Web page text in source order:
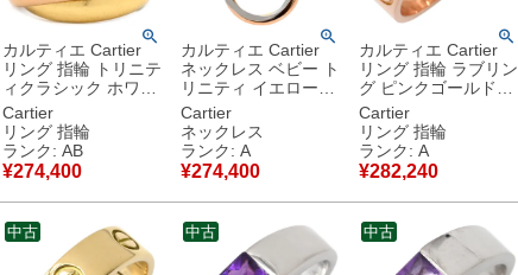
カルティエ Cartier
リング 指輪 トリニテ
ィクラシック ホワイ
トゴールド×イエロー
ゴールド×ピンクゴー
ルド #48(JP8) 3連 3
カラー 3ゴールド
18K 750 8号 【中
古】中古品
Cartier
リング 指輪
ランク: AB
¥274,400
カルティエ Cartier
ネックレス ベビー ト
リニティ イエローゴ
ールド×ホワイトゴー
ルド×ピンクゴールド
スリーカラー Au750
18K 18金 ヴィンテー
ジ B7006600 【中
古】中古美品
Cartier
ネックレス
ランク: A
¥274,400
カルティエ Cartier
リング 指輪 ラブリン
グ ピンクゴールド
#57(JP17) クラシッ
クモデル LOVE Ring
750 18K PG 18金
16.5号 B4084800
【中古】中古美品
Cartier
リング 指輪
ランク: A
¥282,240
中古 中古 中古